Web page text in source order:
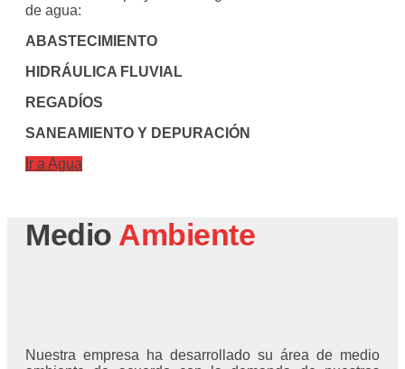
de agua:
ABASTECIMIENTO
HIDRÁULICA FLUVIAL
REGADÍOS
SANEAMIENTO Y DEPURACIÓN
Ir a Agua
Medio Ambiente
Nuestra empresa ha desarrollado su área de medio